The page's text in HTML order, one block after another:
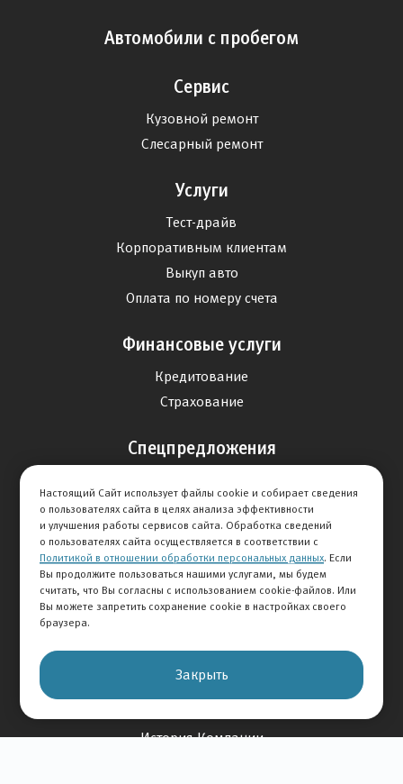
Автомобили с пробегом
Сервис
Кузовной ремонт
Слесарный ремонт
Услуги
Тест-драйв
Корпоративным клиентам
Выкуп авто
Оплата по номеру счета
Финансовые услуги
Кредитование
Страхование
Спецпредложения
Сервис
Дисконтная программа
Отзывы
Оставить отзыв
О Компании
История Компании
Настоящий Сайт использует файлы cookie и собирает сведения
о пользователях сайта в целях анализа эффективности
и улучшения работы сервисов сайта. Обработка сведений
о пользователях сайта осуществляется в соответствии с
Политикой в отношении обработки персональных данных. Если
Вы продолжите пользоваться нашими услугами, мы будем
считать, что Вы согласны с использованием cookie-файлов. Или
Вы можете запретить сохранение cookie в настройках своего
браузера.
Закрыть